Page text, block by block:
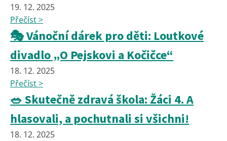
19. 12. 2025
Přečíst >
🎭 Vánoční dárek pro děti: Loutkové
divadlo „O Pejskovi a Kočičce“
18. 12. 2025
Přečíst >
🥗 Skutečně zdravá škola: Žáci 4. A
hlasovali, a pochutnali si všichni!
18. 12. 2025